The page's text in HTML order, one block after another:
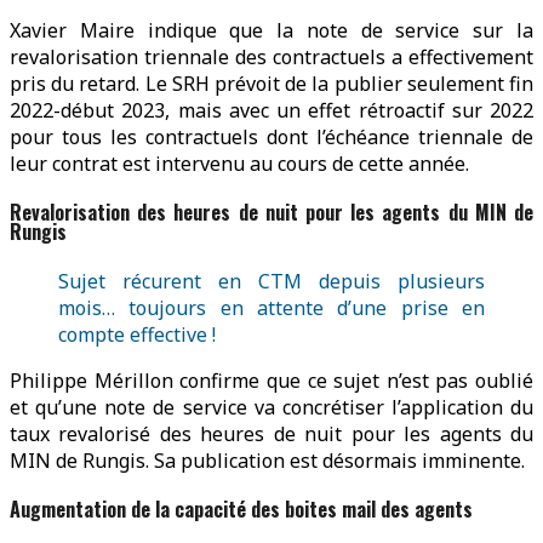
Xavier Maire indique que la note de service sur la
revalorisation triennale des contractuels a effectivement
pris du retard. Le SRH prévoit de la publier seulement fin
2022-début 2023, mais avec un effet rétroactif sur 2022
pour tous les contractuels dont l’échéance triennale de
leur contrat est intervenu au cours de cette année.
Revalorisation des heures de nuit pour les agents du MIN de
Rungis
Sujet récurent en CTM depuis plusieurs
mois… toujours en attente d’une prise en
compte effective !
Philippe Mérillon confirme que ce sujet n’est pas oublié
et qu’une note de service va concrétiser l’application du
taux revalorisé des heures de nuit pour les agents du
MIN de Rungis. Sa publication est désormais imminente.
Augmentation de la capacité des boites mail des agents